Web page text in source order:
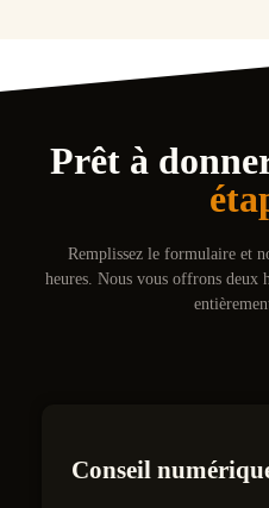
Prêt à
Remplissez le formulaire et
heures. Nous vous offrons deux
Conseil